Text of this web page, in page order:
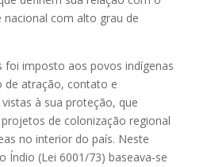
nacional com alto grau de
foi imposto aos povos indígenas
de atração, contato e
à sua proteção, que
de colonização regional
no interior do país. Neste
Índio (Lei 6001/73) baseava-se